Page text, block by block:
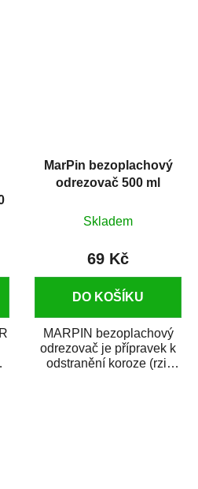
MarPin bezoplachový
odrezovač 500 ml
Skladem
69 Kč
DO KOŠÍKU
MARPIN bezoplachový
odrezovač je přípravek k
odstranění koroze (rzi)